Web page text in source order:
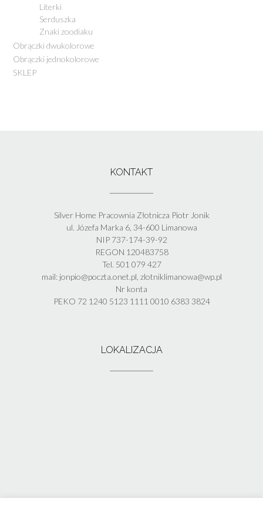
Literki
Serduszka
Znaki zoodiaku
Obrączki dwukolorowe
Obrączki jednokolorowe
SKLEP
KONTAKT
Silver Home Pracownia Złotnicza Piotr Jonik
ul. Józefa Marka 6, 34-600 Limanowa
NIP 737-174-39-92
REGON 120483758
Tel. 501 079 427
mail: jonpio@poczta.onet.pl, zlotniklimanowa@wp.pl
Nr konta
PEKO 72 1240 5123 1111 0010 6383 3824
LOKALIZACJA